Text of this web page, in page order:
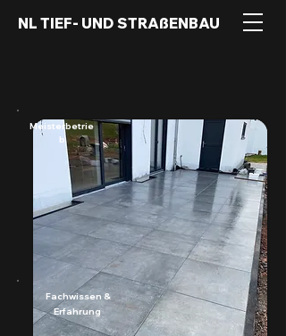
NL TIEF- UND STRAßENBAU
Fachwissen &
Erfahrung
Meisterbetrie
b